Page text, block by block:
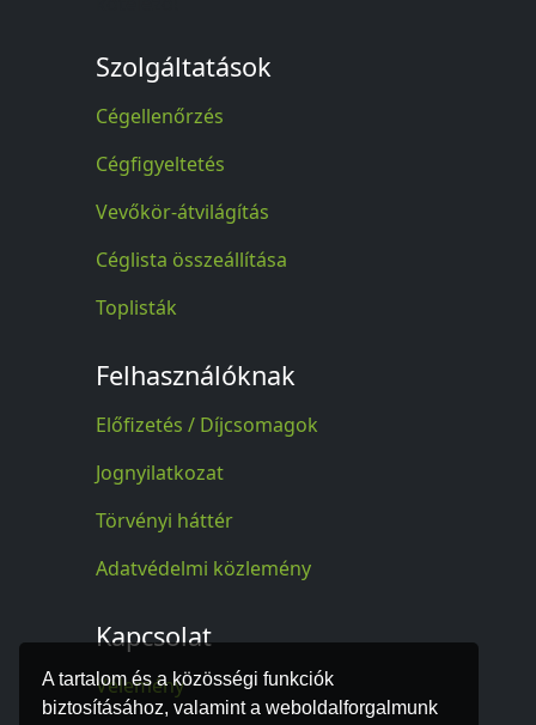
A tartalom és a közösségi funkciók
biztosításához, valamint a weboldalforgalmunk
Szolgáltatások
Cégellenőrzés
Cégfigyeltetés
Vevőkör-átvilágítás
Céglista összeállítása
Toplisták
Felhasználóknak
Előfizetés / Díjcsomagok
Jognyilatkozat
Törvényi háttér
Adatvédelmi közlemény
Kapcsolat
Vélemény